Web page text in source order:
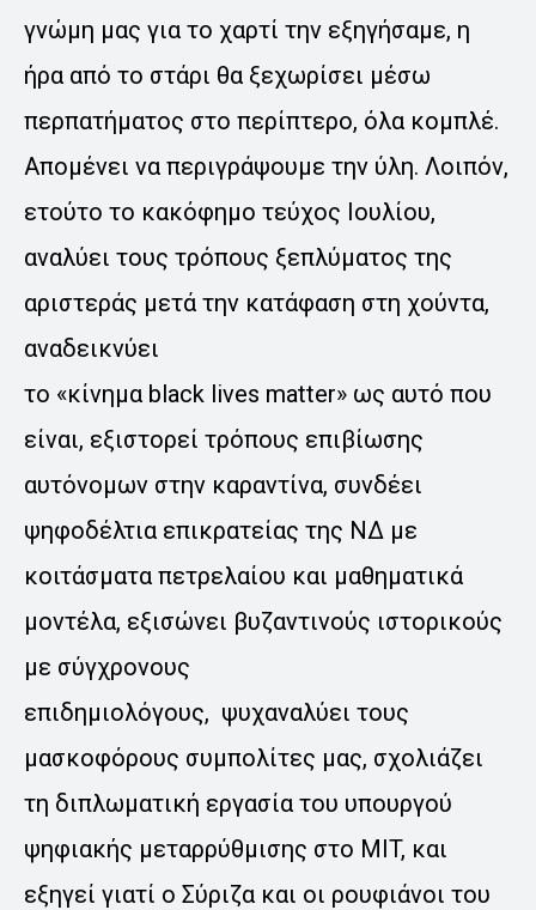
γνώμη μας για το χαρτί την εξηγήσαμε, η
ήρα από το στάρι θα ξεχωρίσει μέσω
περπατήματος στο περίπτερο, όλα κομπλέ.
Απομένει να περιγράψουμε την ύλη. Λοιπόν,
ετούτο το κακόφημο τεύχος Ιουλίου,
αναλύει τους τρόπους ξεπλύματος της
αριστεράς μετά την κατάφαση στη χούντα,
αναδεικνύει
το «κίνημα black lives matter» ως αυτό που
είναι, εξιστορεί τρόπους επιβίωσης
αυτόνομων στην καραντίνα, συνδέει
ψηφοδέλτια επικρατείας της ΝΔ με
κοιτάσματα πετρελαίου και μαθηματικά
μοντέλα, εξισώνει βυζαντινούς ιστορικούς
με σύγχρονους
επιδημιολόγους, ψυχαναλύει τους
μασκοφόρους συμπολίτες μας, σχολιάζει
τη διπλωματική εργασία του υπουργού
ψηφιακής μεταρρύθμισης στο MIT, και
εξηγεί γιατί ο Σύριζα και οι ρουφιάνοι του